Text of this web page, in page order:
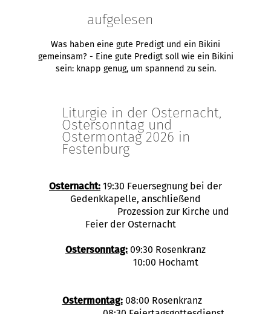
aufgelesen
Was haben eine gute Predigt und ein Bikini
gemeinsam? - Eine gute Predigt soll wie ein Bikini
sein: knapp genug, um spannend zu sein.
Liturgie in der Osternacht,
Ostersonntag und
Ostermontag 2026 in
Festenburg
Osternacht: 19:30 Feuersegnung bei der
Gedenkkapelle, anschließend
Prozession zur Kirche und
Feier der Osternacht
Ostersonntag: 09:30 Rosenkranz
10:00 Hochamt
Ostermontag:08:00 Rosenkranz